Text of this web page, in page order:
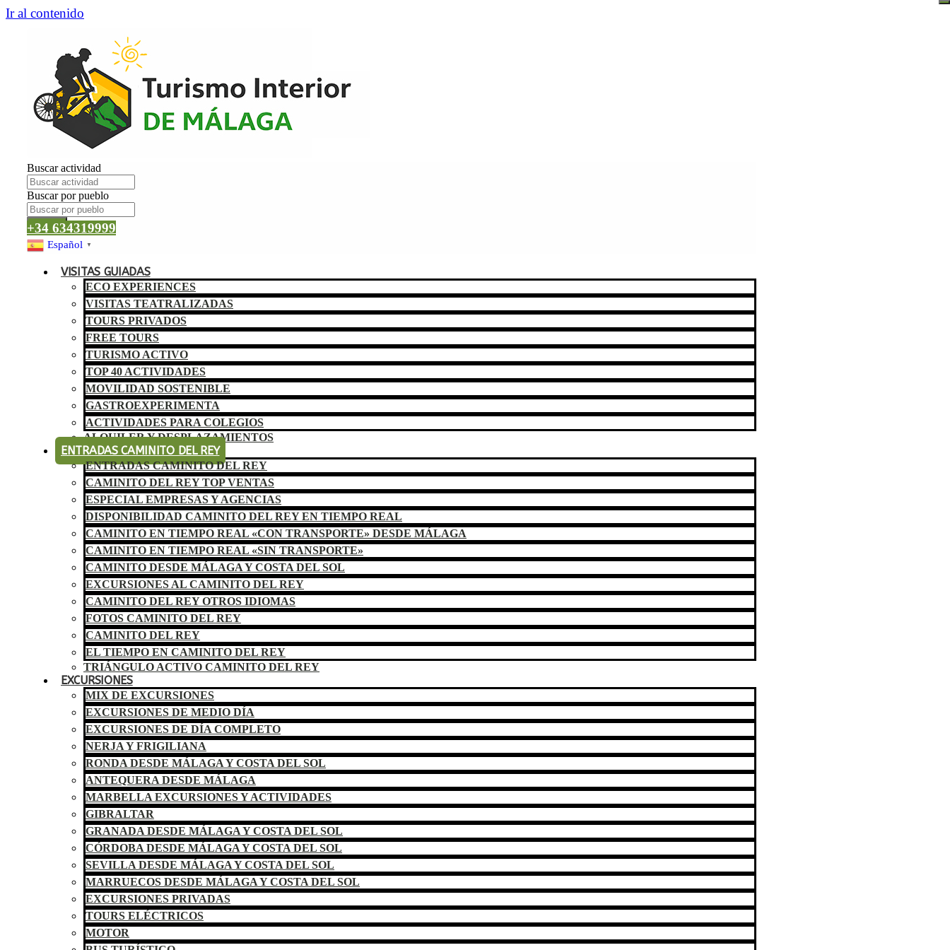
Ir al contenido
Buscar actividad
Buscar por pueblo
Buscar
+34 634319999
Español ▼
VISITAS GUIADAS
ECO EXPERIENCES
VISITAS TEATRALIZADAS
TOURS PRIVADOS
FREE TOURS
TURISMO ACTIVO
TOP 40 ACTIVIDADES
MOVILIDAD SOSTENIBLE
GASTROEXPERIMENTA
ACTIVIDADES PARA COLEGIOS
ALQUILER Y DESPLAZAMIENTOS
ENTRADAS CAMINITO DEL REY
ENTRADAS CAMINITO DEL REY
CAMINITO DEL REY TOP VENTAS
ESPECIAL EMPRESAS Y AGENCIAS
DISPONIBILIDAD CAMINITO DEL REY EN TIEMPO REAL
CAMINITO EN TIEMPO REAL «CON TRANSPORTE» DESDE MÁLAGA
CAMINITO EN TIEMPO REAL «SIN TRANSPORTE»
CAMINITO DESDE MÁLAGA Y COSTA DEL SOL
EXCURSIONES AL CAMINITO DEL REY
CAMINITO DEL REY OTROS IDIOMAS
FOTOS CAMINITO DEL REY
CAMINITO DEL REY
EL TIEMPO EN CAMINITO DEL REY
TRIÁNGULO ACTIVO CAMINITO DEL REY
EXCURSIONES
MIX DE EXCURSIONES
EXCURSIONES DE MEDIO DÍA
EXCURSIONES DE DÍA COMPLETO
NERJA Y FRIGILIANA
RONDA DESDE MÁLAGA Y COSTA DEL SOL
ANTEQUERA DESDE MÁLAGA
MARBELLA EXCURSIONES Y ACTIVIDADES
GIBRALTAR
GRANADA DESDE MÁLAGA Y COSTA DEL SOL
CÓRDOBA DESDE MÁLAGA Y COSTA DEL SOL
SEVILLA DESDE MÁLAGA Y COSTA DEL SOL
MARRUECOS DESDE MÁLAGA Y COSTA DEL SOL
EXCURSIONES PRIVADAS
TOURS ELÉCTRICOS
MOTOR